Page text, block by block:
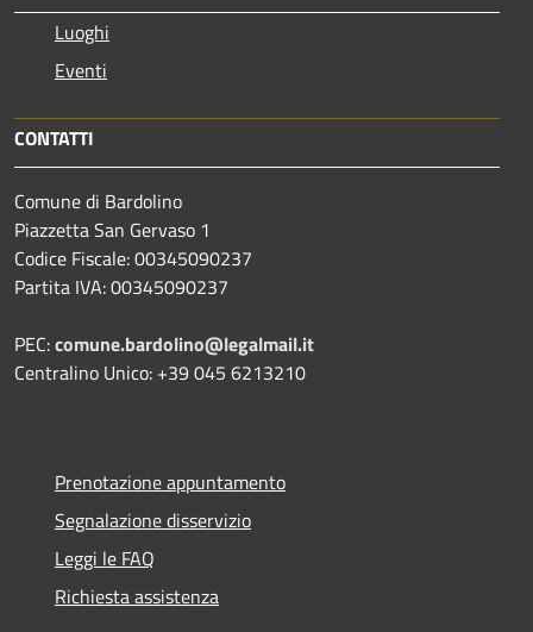
Luoghi
Eventi
CONTATTI
Comune di Bardolino
Piazzetta San Gervaso 1
Codice Fiscale: 00345090237
Partita IVA: 00345090237
PEC:comune.bardolino@legalmail.it
Centralino Unico: +39 045 6213210
Prenotazione appuntamento
Segnalazione disservizio
Leggi le FAQ
Richiesta assistenza